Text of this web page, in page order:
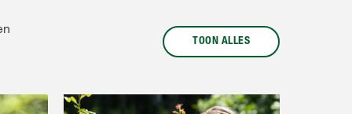
TOON ALLES